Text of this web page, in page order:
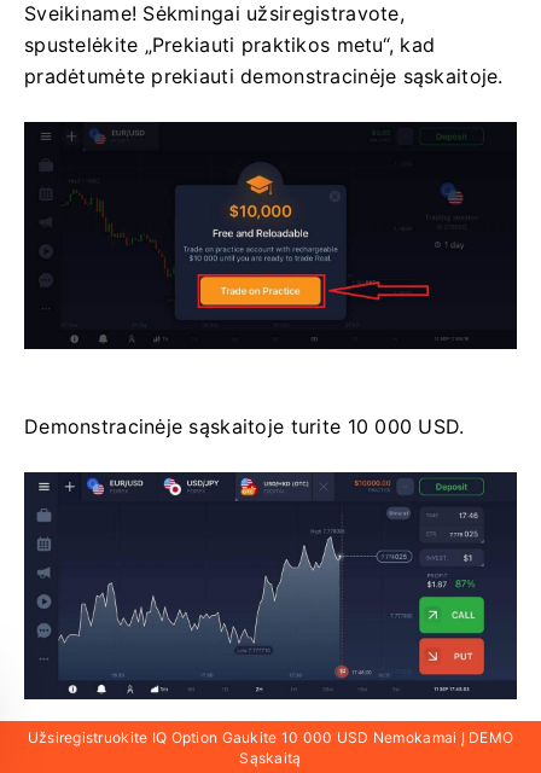
Sveikiname! Sėkmingai užsiregistravote,
spustelėkite „Prekiauti praktikos metu“, kad
pradėtumėte prekiauti demonstracinėje sąskaitoje.
Demonstracinėje sąskaitoje turite 10 000 USD.
Užsiregistruokite IQ Option Gaukite 10 000 USD Nemokamai Į DEMO
Sąskaitą